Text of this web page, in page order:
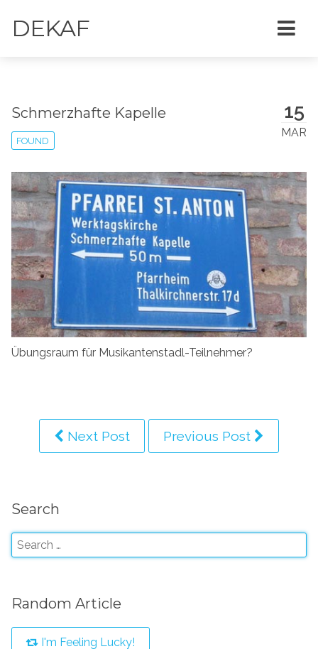
DEKAF
15
MAR
Schmerzhafte Kapelle
FOUND
Übungsraum für Musikantenstadl-Teilnehmer?
Next Post Previous Post
Search
Random Article
I'm Feeling Lucky!